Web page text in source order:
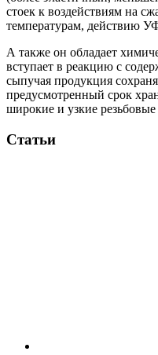
стоек к воздействиям на
температурам, действию
А также он обладает
вступает в реакцию с
сыпучая продукция
предусмотренный срок
широкие и узкие
Статьи